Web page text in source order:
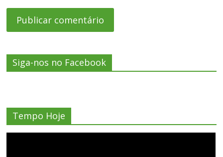
Siga-nos no Facebook
Tempo Hoje